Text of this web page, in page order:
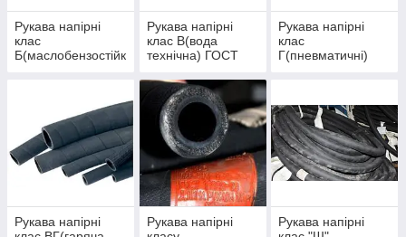
Рукава напірні
клас
Б(маслобензостійк
Рукава напірні
клас В(вода
технічна) ГОСТ
Рукава напірні
клас
Г(пневматичні)
Рукава напірні
Рукава напірні
Рукава напірні